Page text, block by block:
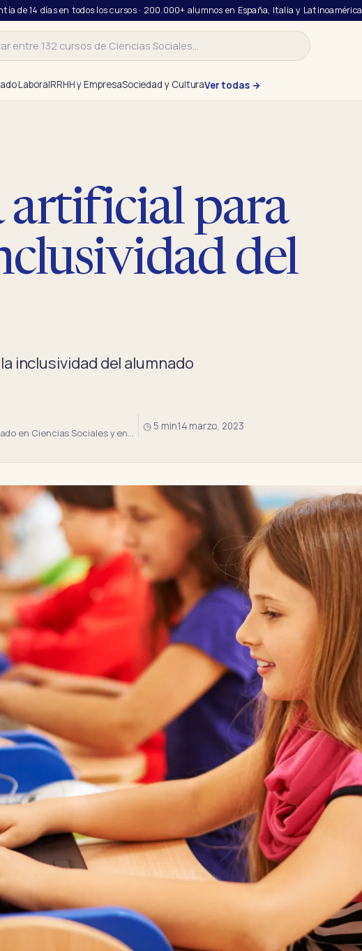
de 14 días en todos los cursos · 200.000+ alumnos en España, Italia y Latinoamérica
LaboralRRHH y EmpresaSociedad y CulturaVer todas →
artificial para
del
inclusividad del alumnado
en Ciencias Sociales y en…
◷ 5 min14 marzo, 2023